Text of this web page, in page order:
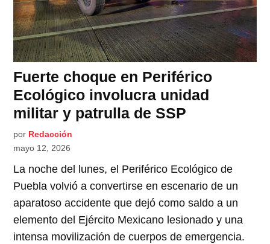
Fuerte choque en Periférico
Ecológico involucra unidad
militar y patrulla de SSP
por Redacción
mayo 12, 2026
La noche del lunes, el Periférico Ecológico de
Puebla volvió a convertirse en escenario de un
aparatoso accidente que dejó como saldo a un
elemento del Ejército Mexicano lesionado y una
intensa movilización de cuerpos de emergencia.